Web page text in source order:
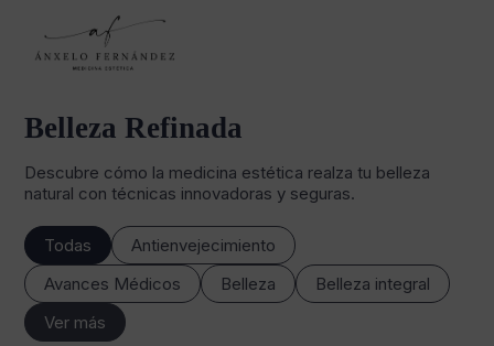
Belleza Refinada
Descubre cómo la medicina estética realza tu belleza
natural con técnicas innovadoras y seguras.
Todas
Antienvejecimiento
Avances Médicos
Belleza
Belleza integral
Ver más